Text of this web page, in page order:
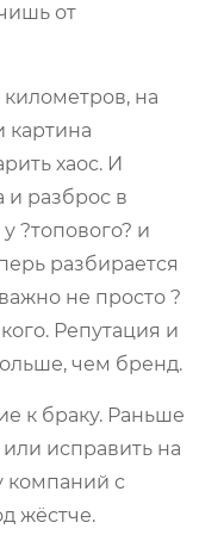
от
километров, на
картина
хаос. И
и разброс в
?топового? и
разбирается
не просто ?
Репутация и
чем бренд.
к браку. Раньше
исправить на
компаний с
жёстче.